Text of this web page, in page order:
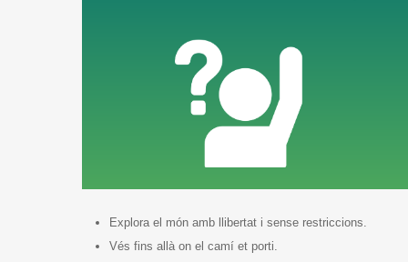
Explora el món amb llibertat i sense restriccions.
Vés fins allà on el camí et porti.